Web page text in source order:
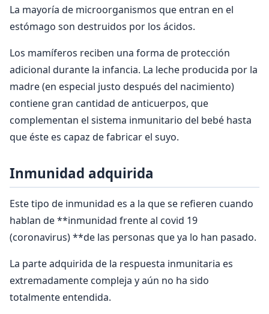
La mayoría de microorganismos que entran en el
estómago son destruidos por los ácidos.
Los mamíferos reciben una forma de protección
adicional durante la infancia. La leche producida por la
madre (en especial justo después del nacimiento)
contiene gran cantidad de anticuerpos, que
complementan el sistema inmunitario del bebé hasta
que éste es capaz de fabricar el suyo.
Inmunidad adquirida
Este tipo de inmunidad es a la que se refieren cuando
hablan de **inmunidad frente al covid 19
(coronavirus) **de las personas que ya lo han pasado.
La parte adquirida de la respuesta inmunitaria es
extremadamente compleja y aún no ha sido
totalmente entendida.